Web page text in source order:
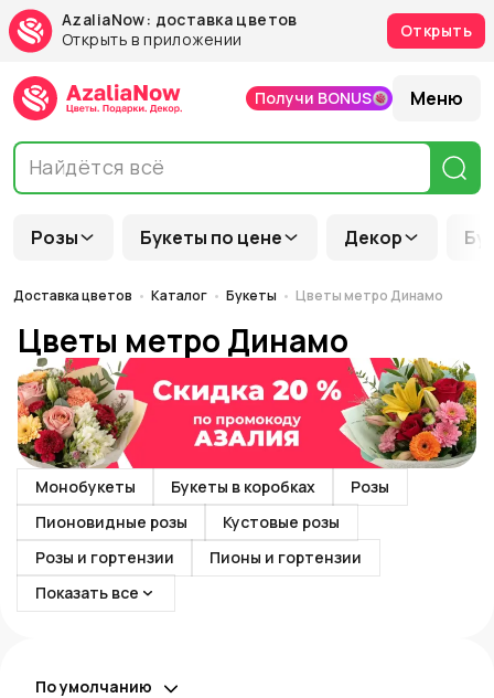
AzaliaNow: доставка цветов
Открыть в приложении
Открыть
Розы Букеты по цене Декор
Получи BONUS Меню
Доставка цветов Каталог Букеты Цветы метро Динамо
Цветы метро Динамо
Монобукеты Букеты в коробках
Розы
Пионовидные розы
Кустовые розы
Розы и гортензии
Пионы и гортензии
Показать все
По умолчанию